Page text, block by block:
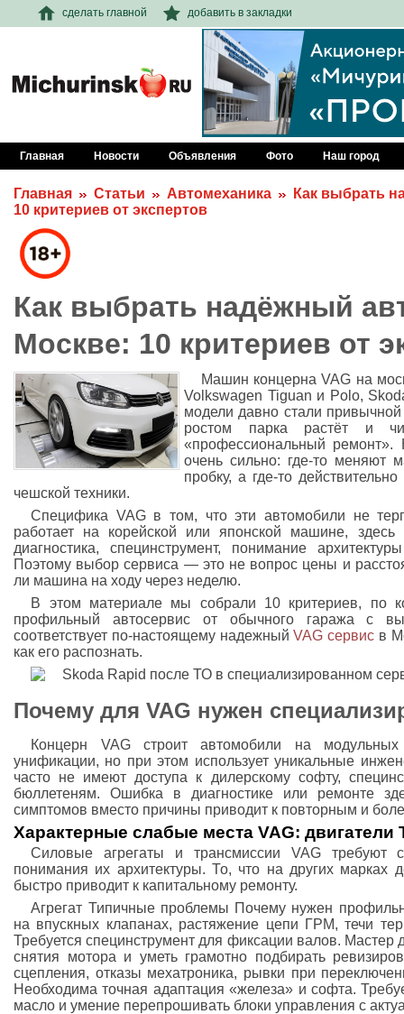
сделать главной добавить в закладки
Главная Новости Объявления Фото Наш город
Главная Статьи Автомеханика
Как выбрать
10 критериев от экспертов
Как выбрать надёжный
Москве: 10 критериев от
Машин концерна VAG на
Volkswagen Tiguan и Polo,
модели давно стали
ростом парка растёт и
«профессиональный ремонт».
очень сильно: где-то меняют
пробку, а где-то
чешской техники.
Специфика VAG в том, что эти автомобили не
работает на корейской или японской машине,
диагностика, специнструмент, понимание
Поэтому выбор сервиса — это не вопрос цены и
ли машина на ходу через неделю.
В этом материале мы собрали 10 критериев, по
профильный автосервис от обычного гаража с
соответствует по-настоящему надежныйVAG сервис в
как его распознать.
Почему для VAG нужен
Концерн VAG строит автомобили на
унификации, но при этом использует уникальные
часто не имеют доступа к дилерскому софту,
бюллетеням. Ошибка в диагностике или ремонте
симптомов вместо причины приводит к повторным и
Характерные слабые места VAG: двигатели
Силовые агрегаты и трансмиссии VAG требуют
понимания их архитектуры. То, что на других марках
быстро приводит к капитальному ремонту.
Агрегат Типичные проблемы Почему нужен
на впускных клапанах, растяжение цепи ГРМ, течи
Требуется специнструмент для фиксации валов.
снятия мотора и уметь грамотно подбирать
сцепления, отказы мехатроника, рывки при
Необходима точная адаптация «железа» и софта.
масло и умение перепрошивать блоки управления с